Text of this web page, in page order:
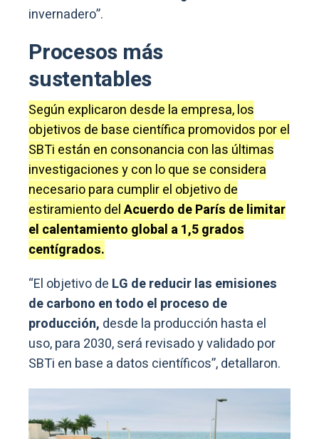
invernadero”.
Procesos más
sustentables
Según explicaron desde la empresa, los
objetivos de base científica promovidos por el
SBTi están en consonancia con las últimas
investigaciones y con lo que se considera
necesario para cumplir el objetivo de
estiramiento delAcuerdo de París de limitar
el calentamiento global a 1,5 grados
centígrados.
“El objetivo de LG de reducir las emisiones
de carbono en todo el proceso de
producción, desde la producción hasta el
uso, para 2030, será revisado y validado por
SBTi en base a datos científicos”, detallaron.